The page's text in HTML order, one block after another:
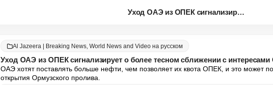
Уход ОАЭ из ОПЕК сигнализирует...
Al Jazeera | Breaking News, World News and Video на русском
Уход ОАЭ из ОПЕК сигнализирует о более тесном сближении с
ОАЭ хотят поставлять больше нефти, чем позволяет их квота ОПЕК, и это может
открытия Ормузского пролива.